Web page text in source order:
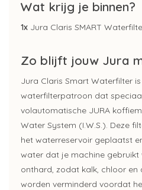
Wat krijg je binnen?
1x Jura Claris SMART
Zo blijft jouw Jura
Jura Claris Smart Waterfilter
waterfilterpatroon dat
volautomatische JURA
Water System (I.W.S.). Deze
het waterreservoir geplaatst
water dat je machine
onthard, zodat kalk, chloor en
worden verminderd voordat